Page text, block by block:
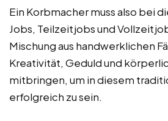
Ein Korbmacher muss also bei
Jobs, Teilzeitjobs und
Mischung aus handwerklichen
Kreativität, Geduld und
mitbringen, um in diesem
erfolgreich zu sein.